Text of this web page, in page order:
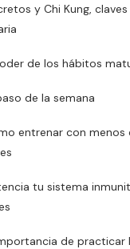
y Chi Kung,
de los hábitos
de la semana
entrenar con
tu sistema
de